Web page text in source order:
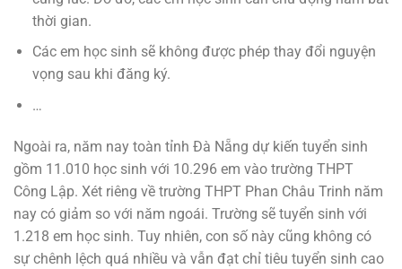
thời gian.
Các em học sinh sẽ không được phép thay đổi nguyện
vọng sau khi đăng ký.
…
Ngoài ra, năm nay toàn tỉnh Đà Nẵng dự kiến tuyển sinh
gồm 11.010 học sinh với 10.296 em vào trường THPT
Công Lập. Xét riêng về trường THPT Phan Châu Trinh năm
nay có giảm so với năm ngoái. Trường sẽ tuyển sinh với
1.218 em học sinh. Tuy nhiên, con số này cũng không có
sự chênh lệch quá nhiều và vẫn đạt chỉ tiêu tuyển sinh cao